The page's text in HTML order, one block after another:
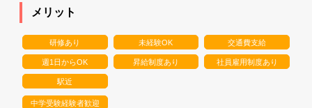
メリット
研修あり 未経験OK 交通費支給
週1日からOK 昇給制度あり 社員雇用制度あり
駅近
中学受験経験者歓迎